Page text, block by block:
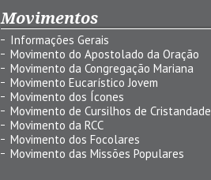
Movimentos
Informações Gerais
Movimento do Apostolado da Oração
Movimento da Congregação Mariana
Movimento Eucarístico Jovem
Movimento dos Ícones
Movimento de Cursilhos de Cristandade
Movimento da RCC
Movimento dos Focolares
Movimento das Missões Populares